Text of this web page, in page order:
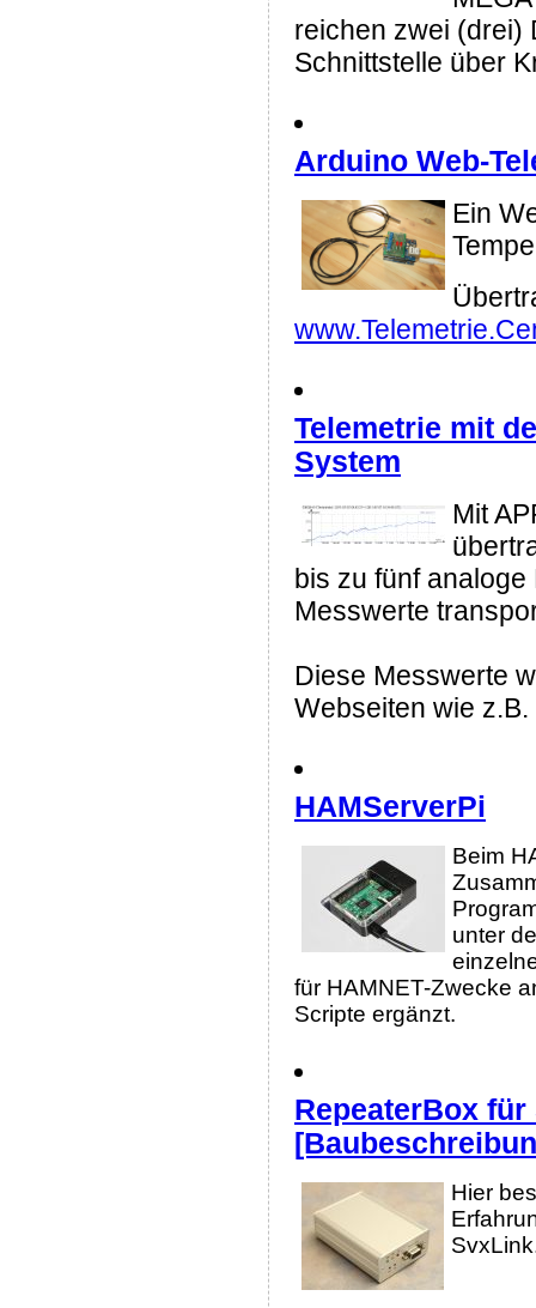
reichen zwei (drei)
Schnittstelle über
Arduino Web-
Ein
Telemetrie mit
System
Mit
bis zu fünf
Messwerte
Diese Messwerte
Webseiten wie
HAMServerPi
Beim
unter
für HAMNET-Zwecke
Scripte ergänzt.
RepeaterBox
Hier